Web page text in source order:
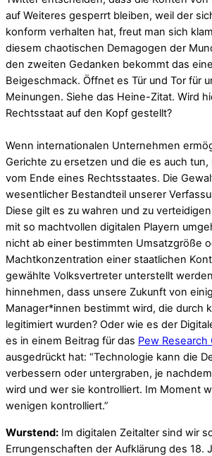
auf Weiteres gesperrt bleiben, weil der
konform verhalten hat, freut man sich
diesem chaotischen Demagogen der
den zweiten Gedanken bekommt das
Beigeschmack. Öffnet es Tür und Tor für
Meinungen. Siehe das Heine-Zitat. Wird
Rechtsstaat auf den Kopf gestellt?
Wenn internationalen Unternehmen
Gerichte zu ersetzen und die es auch
vom Ende eines Rechtsstaates. Die
wesentlicher Bestandteil unserer
Diese gilt es zu wahren und zu
mit so machtvollen digitalen Playern
nicht ab einer bestimmten Umsatzgröße
Machtkonzentration einer staatlichen
gewählte Volksvertreter unterstellt
hinnehmen, dass unsere Zukunft von
Manager*innen bestimmt wird, die durch
legitimiert wurden? Oder wie es der
es in einem Beitrag für das Pew Research
ausgedrückt hat: “Technologie kann die
verbessern oder untergraben, je
wird und wer sie kontrolliert. Im Moment
wenigen kontrolliert.”
Wurstend: Im digitalen Zeitalter sind wir
Errungenschaften der Aufklärung des 18.